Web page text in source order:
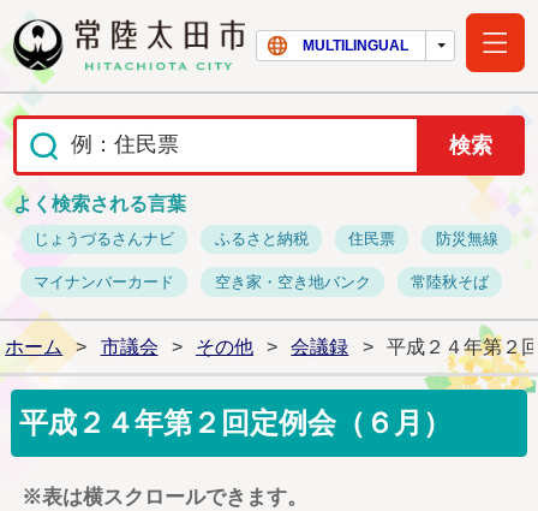
常陸太田市ホー
MULTILINGUAL
よく検索される言葉
じょうづるさんナビ ふるさと納税 住民票 防災無線
マイナンバーカード 空き家・空き地バンク 常陸秋そば
ホーム > 市議会 > その他 > 会議録 > 平成２４年第２
平成２４年第２回定例会（６月）
※表は横スクロールできます。